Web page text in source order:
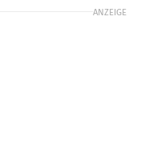
ANZEIGE